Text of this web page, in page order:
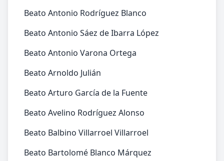
Beato Antonio Rodríguez Blanco
Beato Antonio Sáez de Ibarra López
Beato Antonio Varona Ortega
Beato Arnoldo Julián
Beato Arturo García de la Fuente
Beato Avelino Rodríguez Alonso
Beato Balbino Villarroel Villarroel
Beato Bartolomé Blanco Márquez